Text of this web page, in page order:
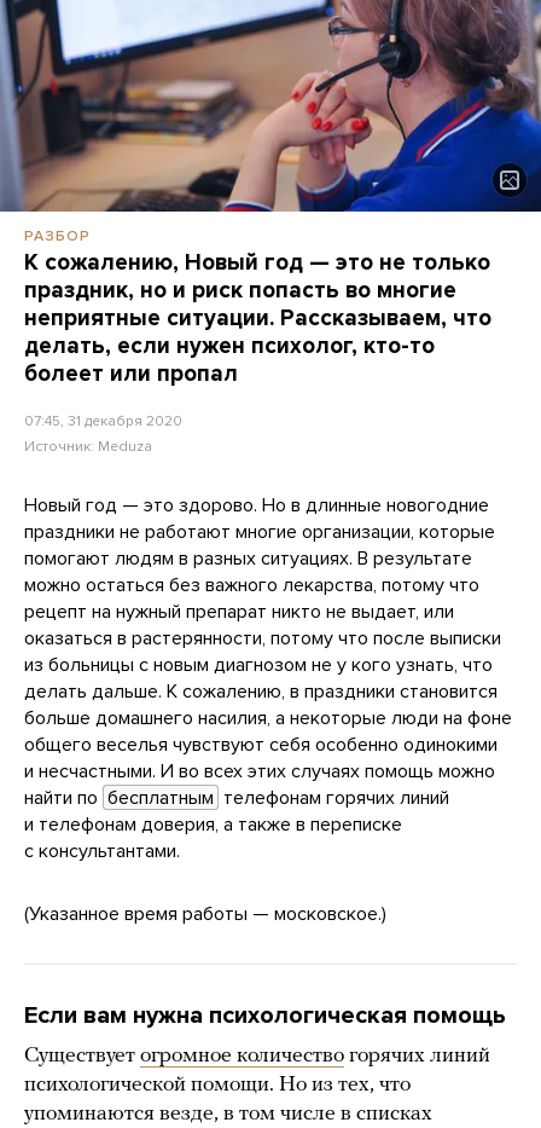
РАЗБОР
К сожалению, Новый год — это не только
праздник, но и риск попасть во многие
неприятные ситуации. Рассказываем, что
делать, если нужен психолог, кто-то
болеет или пропал
07:45, 31 декабря 2020
Источник: Meduza
Новый год — это здорово. Но в длинные новогодние
праздники не работают многие организации, которые
помогают людям в разных ситуациях. В результате
можно остаться без важного лекарства, потому что
рецепт на нужный препарат никто не выдает, или
оказаться в растерянности, потому что после выписки
из больницы с новым диагнозом не у кого узнать, что
делать дальше. К сожалению, в праздники становится
больше домашнего насилия, а некоторые люди на фоне
общего веселья чувствуют себя особенно одинокими
и несчастными. И во всех этих случаях помощь можно
найти по бесплатным телефонам горячих линий
и телефонам доверия, а также в переписке
с консультантами.
(Указанное время работы — московское.)
Если вам нужна психологическая помощь
Существует огромное количество горячих линий
психологической помощи. Но из тех, что
упоминаются везде, в том числе в списках